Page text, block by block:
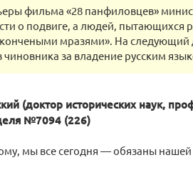
фильма «28 панфиловцев»
о подвиге, а людей, пытающихся
мразями». На
за владение русским
(доктор исторических наук,
№7094 (226)
мы все сегодня — обязаны